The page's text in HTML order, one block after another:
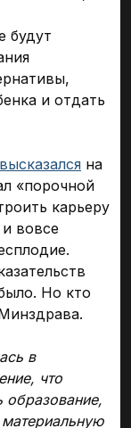
будут
и отдать
высказался на
«порочной
карьеру
вовсе
Но кто
в
что
образование,